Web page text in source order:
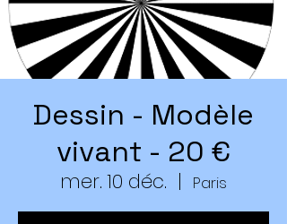
Dessin - Modèle
vivant - 20 €
mer. 10 déc.
  |
Paris